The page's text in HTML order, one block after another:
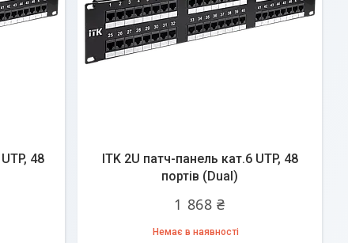
48
ITK 2U патч-панель кат.6 UTP, 48
портів (Dual)
1 868 ₴
Немає в наявності